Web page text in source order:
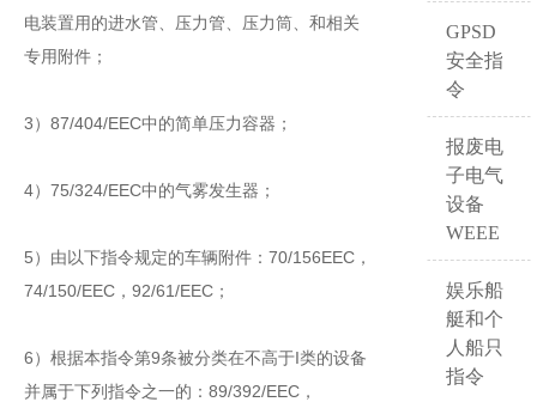
电装置用的进水管、压力管、压力筒、和相关
专用附件；
3）87/404/EEC中的简单压力容器；
4）75/324/EEC中的气雾发生器；
5）由以下指令规定的车辆附件：70/156EEC，
74/150/EEC，92/61/EEC；
6）根据本指令第9条被分类在不高于I类的设备
并属于下列指令之一的：89/392/EEC，
GPSD
安全指
令
报废电
子电气
设备
WEEE
娱乐船
艇和个
人船只
指令